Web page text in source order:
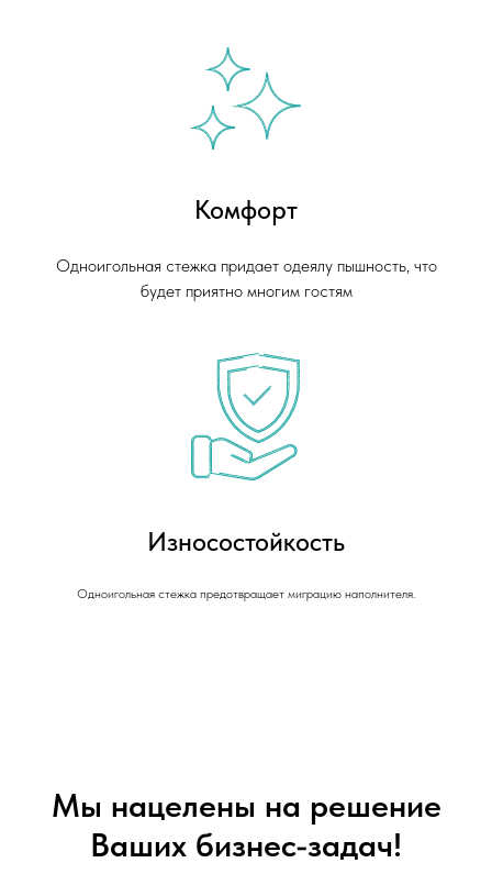
Комфорт
Одноигольная стежка придает одеялу пышность, что
будет приятно многим гостям
Износостойкость
Одноигольная стежка предотвращает миграцию наполнителя.
Мы нацелены на решение
Ваших бизнес-задач!